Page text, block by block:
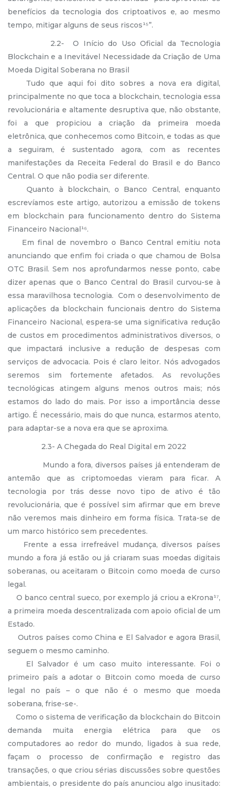
benefícios da tecnologia dos criptoativos e, ao mesmo
tempo, mitigar alguns de seus riscos¹⁵”.
2.2- O Início do Uso Oficial da Tecnologia
Blockchain e a Inevitável Necessidade da Criação de Uma
Moeda Digital Soberana no Brasil
Tudo que aqui foi dito sobres a nova era digital,
principalmente no que toca a blockchain, tecnologia essa
revolucionária e altamente desruptiva que, não obstante,
foi a que propiciou a criação da primeira moeda
eletrônica, que conhecemos como Bitcoin, e todas as que
a seguiram, é sustentado agora, com as recentes
manifestações da Receita Federal do Brasil e do Banco
Central. O que não podia ser diferente.
Quanto à blockchain, o Banco Central, enquanto
escrevíamos este artigo, autorizou a emissão de tokens
em blockchain para funcionamento dentro do Sistema
Financeiro Nacional¹⁶.
Em final de novembro o Banco Central emitiu nota
anunciando que enfim foi criada o que chamou de Bolsa
OTC Brasil. Sem nos aprofundarmos nesse ponto, cabe
dizer apenas que o Banco Central do Brasil curvou-se à
essa maravilhosa tecnologia. Com o desenvolvimento de
aplicações da blockchain funcionais dentro do Sistema
Financeiro Nacional, espera-se uma significativa redução
de custos em procedimentos administrativos diversos, o
que impactará inclusive a redução de despesas com
serviços de advocacia. Pois é claro leitor. Nós advogados
seremos sim fortemente afetados. As revoluções
tecnológicas atingem alguns menos outros mais; nós
estamos do lado do mais. Por isso a importância desse
artigo. É necessário, mais do que nunca, estarmos atento,
para adaptar-se a nova era que se aproxima.
2.3- A Chegada do Real Digital em 2022
Mundo a fora, diversos países já entenderam de
antemão que as criptomoedas vieram para ficar. A
tecnologia por trás desse novo tipo de ativo é tão
revolucionária, que é possível sim afirmar que em breve
não veremos mais dinheiro em forma física. Trata-se de
um marco histórico sem precedentes.
Frente a essa irrefreável mudança, diversos países
mundo a fora já estão ou já criaram suas moedas digitais
soberanas, ou aceitaram o Bitcoin como moeda de curso
legal.
O banco central sueco, por exemplo já criou a eKrona¹⁷,
a primeira moeda descentralizada com apoio oficial de um
Estado.
Outros países como China e El Salvador e agora Brasil,
seguem o mesmo caminho.
El Salvador é um caso muito interessante. Foi o
primeiro país a adotar o Bitcoin como moeda de curso
legal no país – o que não é o mesmo que moeda
soberana, frise-se-.
Como o sistema de verificação da blockchain do Bitcoin
demanda muita energia elétrica para que os
computadores ao redor do mundo, ligados à sua rede,
façam o processo de confirmação e registro das
transações, o que criou sérias discussões sobre questões
ambientais, o presidente do país anunciou algo inusitado: